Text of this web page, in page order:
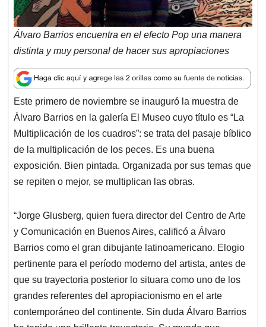
Álvaro Barrios encuentra en el efecto Pop una manera
distinta y muy personal de hacer sus apropiaciones
Este primero de noviembre se inauguró la muestra de
Álvaro Barrios en la galería El Museo cuyo título es “La
Multiplicación de los cuadros”: se trata del pasaje bíblico
de la multiplicación de los peces. Es una buena
exposición. Bien pintada. Organizada por sus temas que
se repiten o mejor, se multiplican las obras.
“Jorge Glusberg, quien fuera director del Centro de Arte
y Comunicación en Buenos Aires, calificó a Álvaro
Barrios como el gran dibujante latinoamericano. Elogio
pertinente para el período moderno del artista, antes de
que su trayectoria posterior lo situara como uno de los
grandes referentes del apropiacionismo en el arte
contemporáneo del continente. Sin duda Álvaro Barrios